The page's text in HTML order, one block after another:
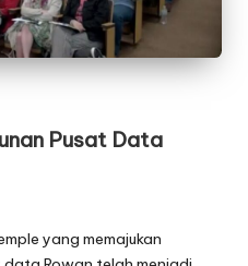
Pusat Data
yang memajukan